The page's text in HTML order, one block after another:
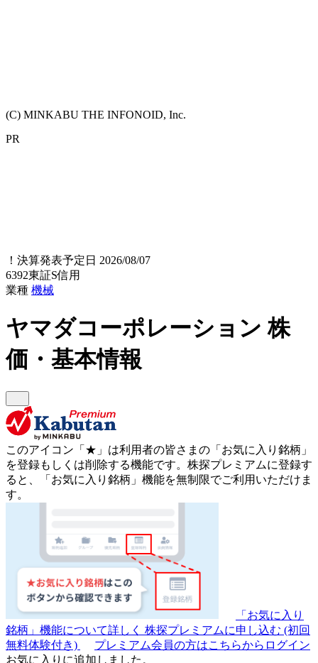
(C) MINKABU THE INFONOID, Inc.
PR
！ 決算発表予定日 2026/08/07
6392東証S信用
業種 機械
ヤマダコーポレーション株
価・基本情報
このアイコン 「★」 は利用者の皆さまの 「お気に入り銘柄」
を登録もしくは削除する機能です。 株探プレミアムに登録す
ると、「お気に入り銘柄」機能を無制限でご利用いただけま
す。
「お気に入り
銘柄」機能について詳しく 株探プレミアムに申し込む (初回
無料体験付き)
プレミアム会員の方はこちらからログイン
お気に入りに追加しました。